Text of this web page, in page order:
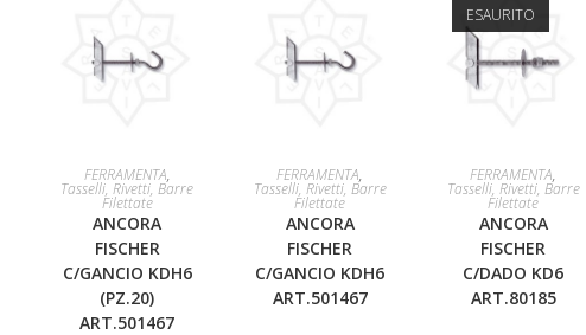
AGGIUNGI AL
CARRELLO
FERRAMENTA,
Tasselli, Rivetti, Barre
Filettate
ANCORA
FISCHER
C/GANCIO KDH6
(PZ.20)
ART.501467
AGGIUNGI AL
CARRELLO
FERRAMENTA,
Tasselli, Rivetti, Barre
Filettate
ANCORA
FISCHER
C/GANCIO KDH6
ART.501467
ESAURITO
LEGGI TUTTO
FERRAMENTA,
Tasselli, Rivetti, Barre
Filettate
ANCORA
FISCHER
C/DADO KD6
ART.80185